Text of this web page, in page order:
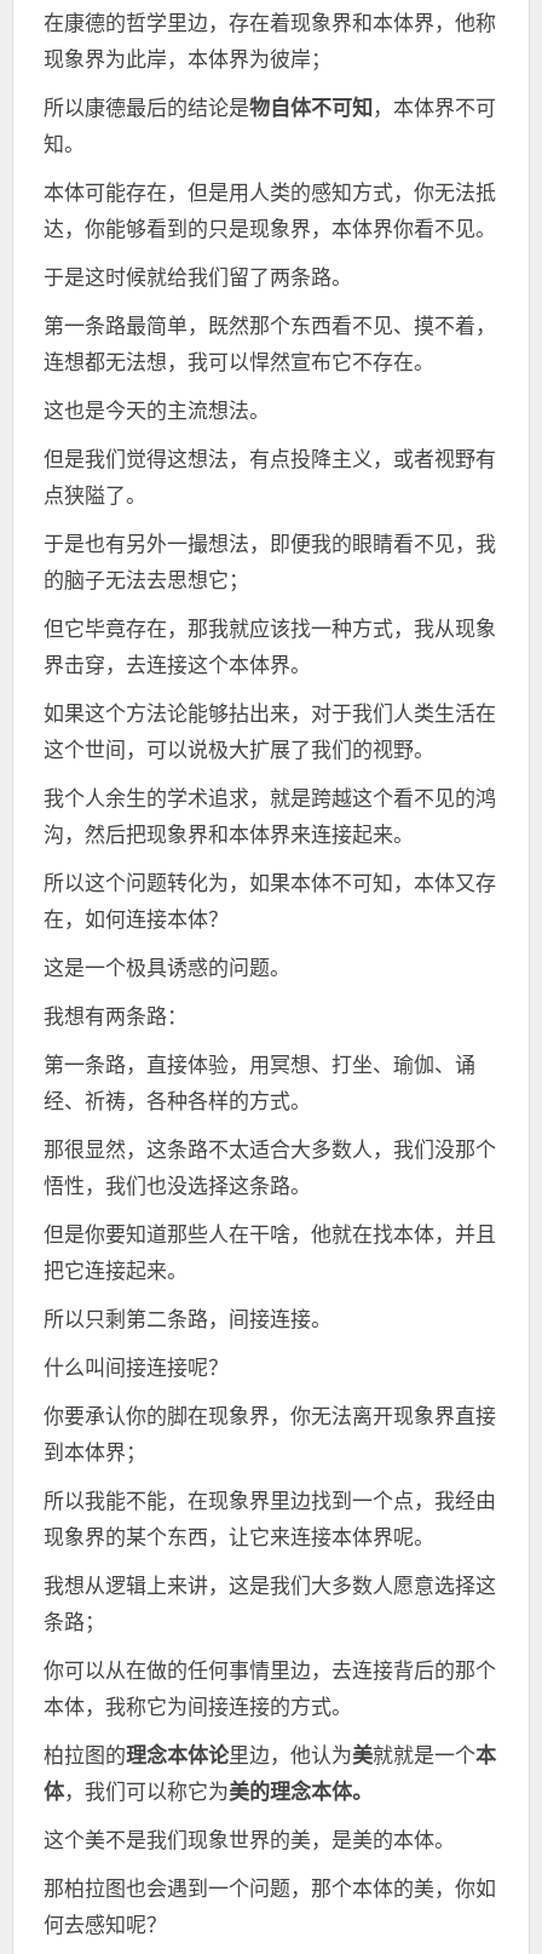
在康德的哲学里边，存在着现象界和本体界，他称
现象界为此岸，本体界为彼岸；
所以康德最后的结论是物自体不可知，本体界不可
知。
本体可能存在，但是用人类的感知方式，你无法抵
达，你能够看到的只是现象界，本体界你看不见。
于是这时候就给我们留了两条路。
第一条路最简单，既然那个东西看不见、摸不着，
连想都无法想，我可以悍然宣布它不存在。
这也是今天的主流想法。
但是我们觉得这想法，有点投降主义，或者视野有
点狭隘了。
于是也有另外一撮想法，即便我的眼睛看不见，我
的脑子无法去思想它；
但它毕竟存在，那我就应该找一种方式，我从现象
界击穿，去连接这个本体界。
如果这个方法论能够拈出来，对于我们人类生活在
这个世间，可以说极大扩展了我们的视野。
我个人余生的学术追求，就是跨越这个看不见的鸿
沟，然后把现象界和本体界来连接起来。
所以这个问题转化为，如果本体不可知，本体又存
在，如何连接本体？
这是一个极具诱惑的问题。
我想有两条路：
第一条路，直接体验，用冥想、打坐、瑜伽、诵
经、祈祷，各种各样的方式。
那很显然，这条路不太适合大多数人，我们没那个
悟性，我们也没选择这条路。
但是你要知道那些人在干啥，他就在找本体，并且
把它连接起来。
所以只剩第二条路，间接连接。
什么叫间接连接呢？
你要承认你的脚在现象界，你无法离开现象界直接
到本体界；
所以我能不能，在现象界里边找到一个点，我经由
现象界的某个东西，让它来连接本体界呢。
我想从逻辑上来讲，这是我们大多数人愿意选择这
条路；
你可以从在做的任何事情里边，去连接背后的那个
本体，我称它为间接连接的方式。
柏拉图的理念本体论里边，他认为美就就是一个本
体，我们可以称它为美的理念本体。
这个美不是我们现象世界的美，是美的本体。
那柏拉图也会遇到一个问题，那个本体的美，你如
何去感知呢？